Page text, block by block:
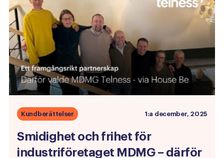
Kundberättelser 1:a december, 2025
Smidighet och frihet för
industriföretaget MDMG – därför